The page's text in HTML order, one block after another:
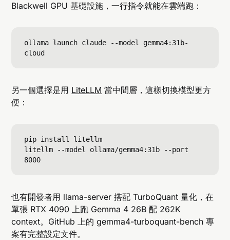
Blackwell GPU 基礎設施，一行指令就能在雲端跑：
ollama launch claude --model gemma4:31b-
另一個選擇是用 LiteLLM 當中間層，這樣切換模型更方
便：
pip install litellm
litellm --model ollama/gemma4:31b --port
也有開發者用 llama-server 搭配 TurboQuant 量化，在
單張 RTX 4090 上跑 Gemma 4 26B 配 262K
context。GitHub 上的 gemma4-turboquant-bench 專
案有完整設定文件。